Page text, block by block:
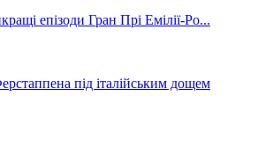
під італійським дощем